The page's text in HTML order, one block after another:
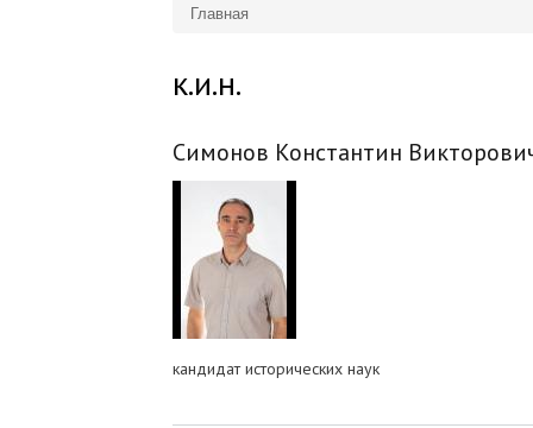
Вы здесь
Главная
к.и.н.
Симонов Константин
кандидат исторических наук